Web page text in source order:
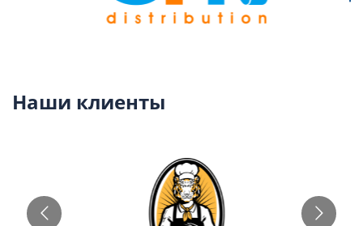
Наши клиенты